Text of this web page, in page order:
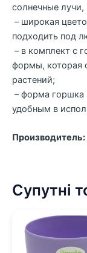
солнечные лучи,
– широкая
подходить под
– в комплект с
формы, которая
растений;
– форма горшка
удобным в
Производитель:
Супутні